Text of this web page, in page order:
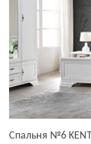
Спальня №6